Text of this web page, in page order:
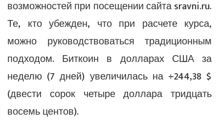
возможностей при посещении сайта sravni.ru.
Те, кто убежден, что при расчете курса,
можно руководствоваться традиционным
подходом. Биткоин в долларах США за
неделю (7 дней) увеличилась на +244,38 $
(двести сорок четыре доллара тридцать
восемь центов).